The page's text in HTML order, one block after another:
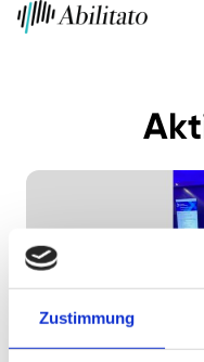
Zustimmung
Jonathan Neuscheler